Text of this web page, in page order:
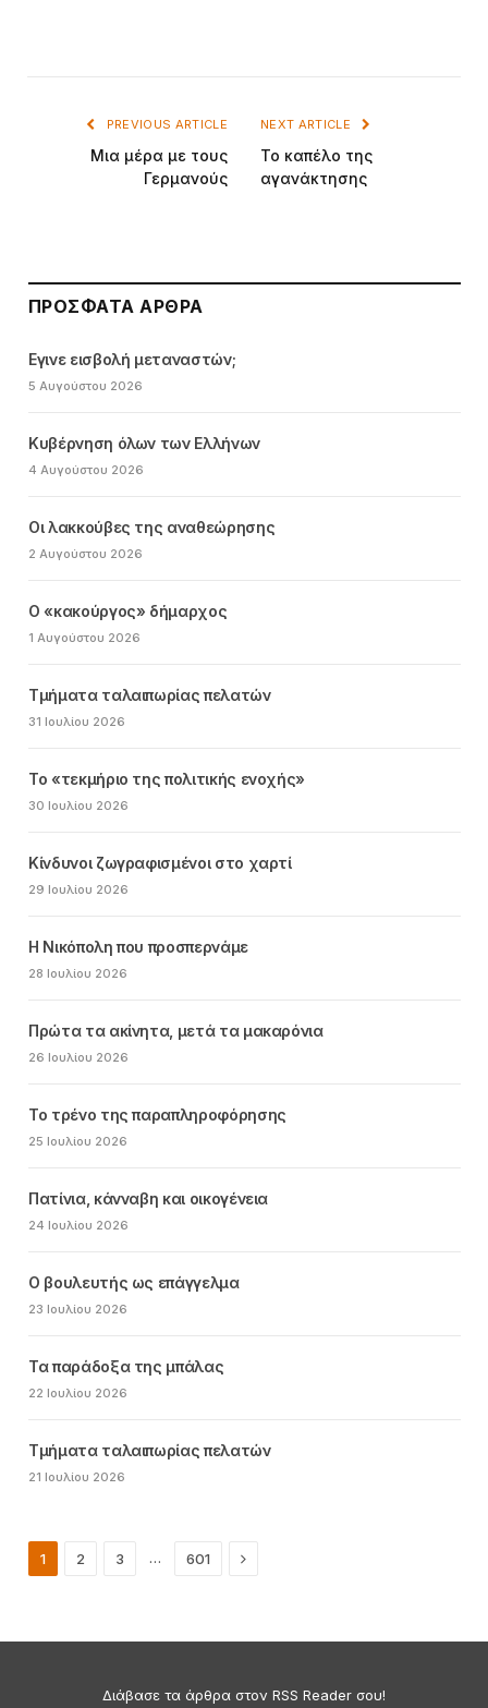
PREVIOUS ARTICLE
Μια μέρα με τους
Γερμανούς
NEXT ARTICLE
Το καπέλο της
αγανάκτησης
ΠΡΌΣΦΑΤΑ ΆΡΘΡΑ
Εγινε εισβολή μεταναστών;
5 Αυγούστου 2026
Κυβέρνηση όλων των Ελλήνων
4 Αυγούστου 2026
Οι λακκούβες της αναθεώρησης
2 Αυγούστου 2026
Ο «κακούργος» δήμαρχος
1 Αυγούστου 2026
Τμήματα ταλαιπωρίας πελατών
31 Ιουλίου 2026
Το «τεκμήριο της πολιτικής ενοχής»
30 Ιουλίου 2026
Κίνδυνοι ζωγραφισμένοι στο χαρτί
29 Ιουλίου 2026
Η Νικόπολη που προσπερνάμε
28 Ιουλίου 2026
Πρώτα τα ακίνητα, μετά τα μακαρόνια
26 Ιουλίου 2026
Το τρένο της παραπληροφόρησης
25 Ιουλίου 2026
Πατίνια, κάνναβη και οικογένεια
24 Ιουλίου 2026
Ο βουλευτής ως επάγγελμα
23 Ιουλίου 2026
Τα παράδοξα της μπάλας
22 Ιουλίου 2026
Τμήματα ταλαιπωρίας πελατών
21 Ιουλίου 2026
1 2 3 … 601 Next
Διάβασε τα άρθρα στον RSS Reader σου!